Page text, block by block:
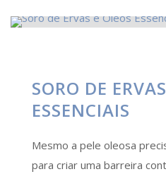
SORO DE
ESSENCIAIS
Mesmo a pele oleosa
para criar uma barreira